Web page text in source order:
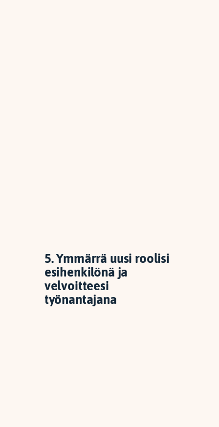
5. Ymmärrä uusi roolisi
esihenkilönä ja
velvoitteesi
työnantajana